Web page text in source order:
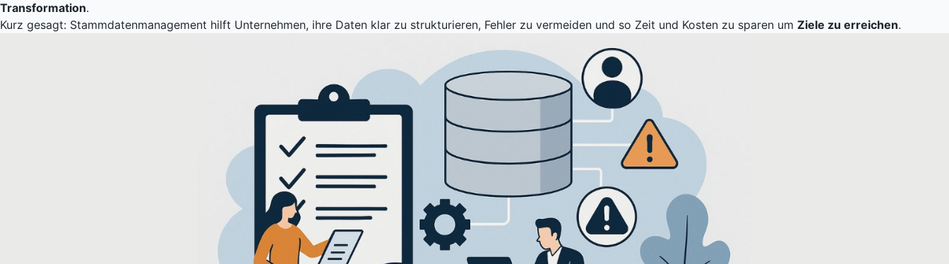
Transformation.
Kurz gesagt: Stammdatenmanagement hilft Unternehmen, ihre Daten klar zu strukturieren, Fehler zu vermeiden und so Zeit und Kosten zu sparen um Ziele zu erreichen.